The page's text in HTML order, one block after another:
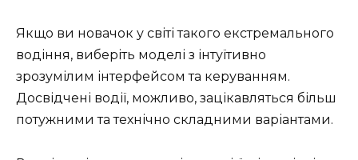
Якщо ви новачок у світі такого екстремального
водіння, виберіть моделі з інтуїтивно
зрозумілим інтерфейсом та керуванням.
Досвідчені водії, можливо, зацікавляться більш
потужними та технічно складними варіантами.